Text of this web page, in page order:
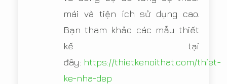
mái và tiện ích sử dụng cao.
Bạn tham khảo các mẫu thiết
kế tại
đây: https://thietkenoithat.com/thiet-
ke-nha-dep